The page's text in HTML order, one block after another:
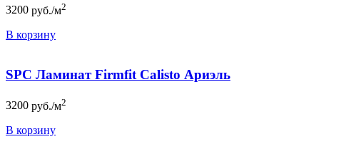
3200 руб./м2
В корзину
SPC Ламинат Firmfit Calisto Ариэль
3200 руб./м2
В корзину